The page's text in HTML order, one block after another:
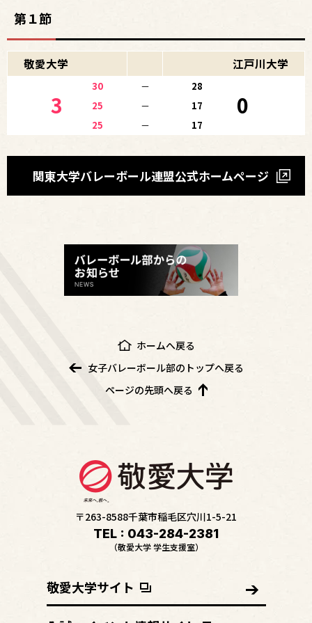
第１節
敬愛大学 江戸川大学
3
30 － 28
0
25 －
17
25
－ 17
関東大学バレーボール連盟公式ホームページ
女子バレーボール部のトップへ戻る
ホームへ戻る
ページの先頭へ戻る
〒263-8588千葉市稲毛区穴川1-5-21
TEL : 043-284-2381
（敬愛大学 学生支援室）
敬愛大学サイト